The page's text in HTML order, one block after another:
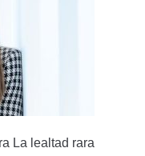
La lealtad rara